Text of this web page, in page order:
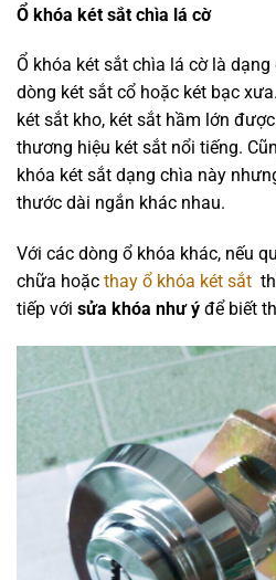
Ổ khóa két sắt chìa lá cờ
Ổ khóa két sắt chìa lá cờ là
dòng két sắt cổ hoặc két bạc
két sắt kho, két sắt hầm lớn
thương hiệu két sắt nổi tiếng.
khóa két sắt dạng chìa này
thước dài ngắn khác nhau.
Với các dòng ổ khóa khác, nếu
chữa hoặc thay ổ khóa két sắt
tiếp với sửa khóa như ý để biết